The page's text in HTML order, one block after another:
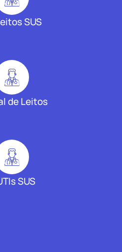
SUS
de Leitos
SUS